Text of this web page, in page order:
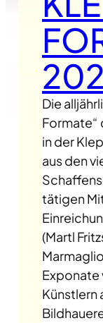
Die
Formate“
in der
aus den
tätigen
(Martl
Exponate
Künstlern